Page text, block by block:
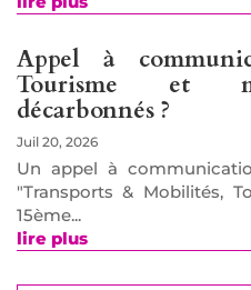
Appel à
Tourisme et
décarbonnés ?
Juil 20, 2026
Un appel à
"Transports & Mobilités,
15ème...
lire plus